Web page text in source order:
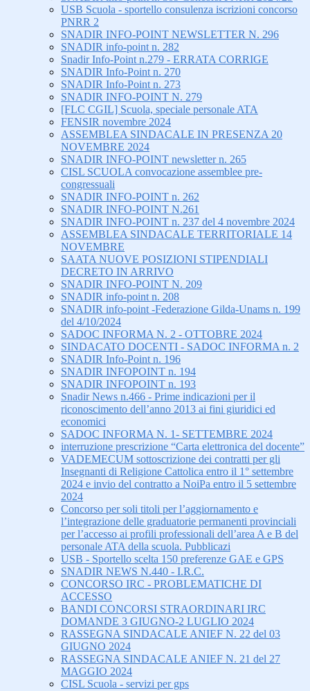
USB Scuola - sportello consulenza iscrizioni concorso
PNRR 2
SNADIR INFO-POINT NEWSLETTER N. 296
SNADIR info-point n. 282
Snadir Info-Point n.279 - ERRATA CORRIGE
SNADIR Info-Point n. 270
SNADIR Info-Point n. 273
SNADIR INFO-POINT N. 279
[FLC CGIL] Scuola, speciale personale ATA
FENSIR novembre 2024
ASSEMBLEA SINDACALE IN PRESENZA 20
NOVEMBRE 2024
SNADIR INFO-POINT newsletter n. 265
CISL SCUOLA convocazione assemblee pre-
congressuali
SNADIR INFO-POINT n. 262
SNADIR INFO-POINT N.261
SNADIR INFO-POINT n. 237 del 4 novembre 2024
ASSEMBLEA SINDACALE TERRITORIALE 14
NOVEMBRE
SAATA NUOVE POSIZIONI STIPENDIALI
DECRETO IN ARRIVO
SNADIR INFO-POINT N. 209
SNADIR info-point n. 208
SNADIR info-point -Federazione Gilda-Unams n. 199
del 4/10/2024
SADOC INFORMA N. 2 - OTTOBRE 2024
SINDACATO DOCENTI - SADOC INFORMA n. 2
SNADIR Info-Point n. 196
SNADIR INFOPOINT n. 194
SNADIR INFOPOINT n. 193
Snadir News n.466 - Prime indicazioni per il
riconoscimento dell’anno 2013 ai fini giuridici ed
economici
SADOC INFORMA N. 1- SETTEMBRE 2024
interruzione prescrizione “Carta elettronica del docente”
VADEMECUM sottoscrizione dei contratti per gli
Insegnanti di Religione Cattolica entro il 1° settembre
2024 e invio del contratto a NoiPa entro il 5 settembre
2024
Concorso per soli titoli per l’aggiornamento e
l’integrazione delle graduatorie permanenti provinciali
per l’accesso ai profili professionali dell’area A e B del
personale ATA della scuola. Pubblicazi
USB - Sportello scelta 150 preferenze GAE e GPS
SNADIR NEWS N.440 - I.R.C.
CONCORSO IRC - PROBLEMATICHE DI
ACCESSO
BANDI CONCORSI STRAORDINARI IRC
DOMANDE 3 GIUGNO-2 LUGLIO 2024
RASSEGNA SINDACALE ANIEF N. 22 del 03
GIUGNO 2024
RASSEGNA SINDACALE ANIEF N. 21 del 27
MAGGIO 2024
CISL Scuola - servizi per gps